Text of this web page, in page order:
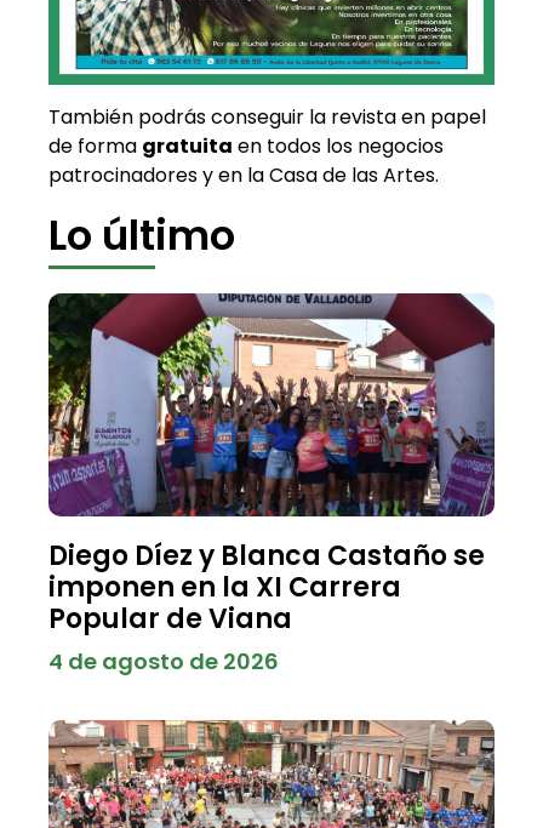
También podrás conseguir la revista en papel
de forma gratuita en todos los negocios
patrocinadores y en la Casa de las Artes.
Lo último
Diego Díez y Blanca Castaño se
imponen en la XI Carrera
Popular de Viana
4 de agosto de 2026